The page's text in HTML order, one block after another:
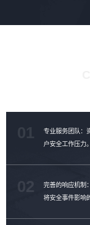
专业服务团队：
户安全工作压力。
完善的响应机制
将安全事件影响
02